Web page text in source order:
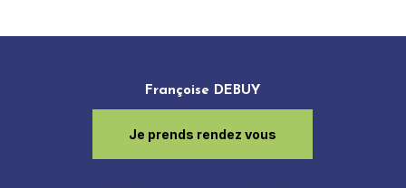
Françoise DEBUY
Je prends rendez vous